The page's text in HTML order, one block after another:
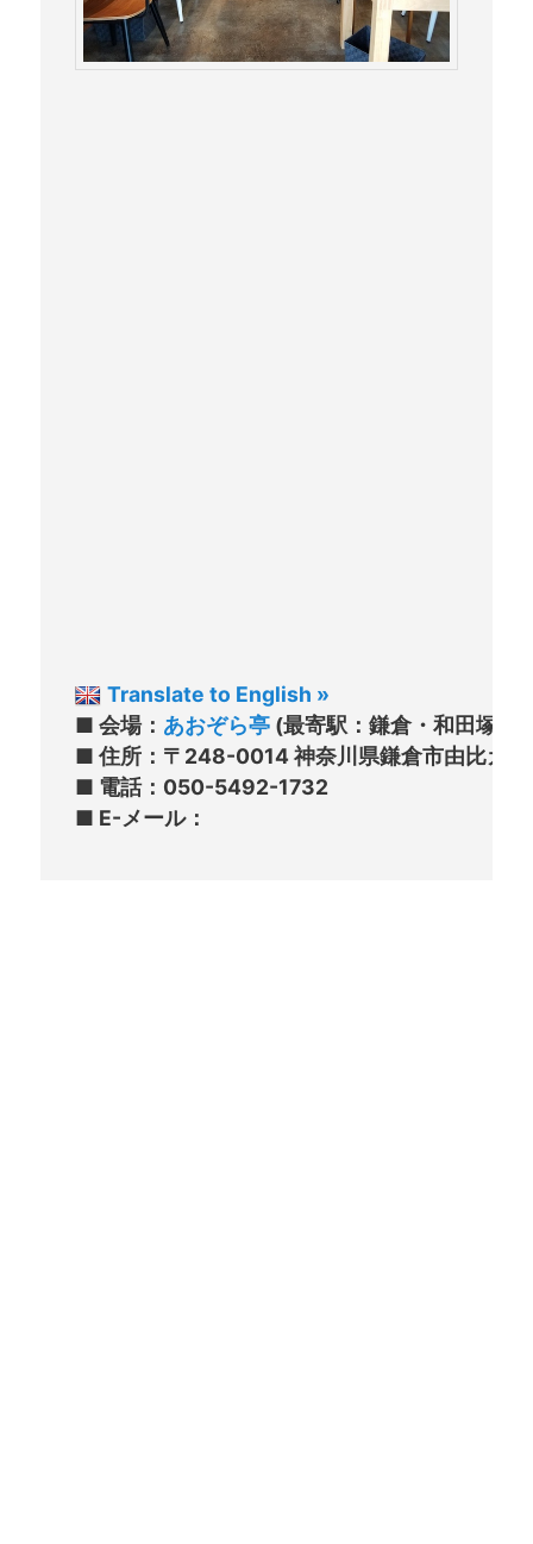
Translate to English »
■ 会場： あおぞら亭 (最寄駅：鎌倉・和田塚)
■ 住所：〒248-0014 神奈川県鎌倉市由比ガ
■ 電話：050-5492-1732